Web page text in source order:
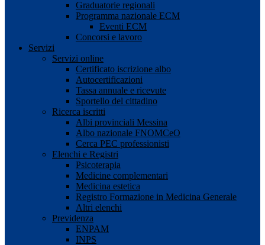
Graduatorie regionali
Programma nazionale ECM
Eventi ECM
Concorsi e lavoro
Servizi
Servizi online
Certificato iscrizione albo
Autocertificazioni
Tassa annuale e ricevute
Sportello del cittadino
Ricerca iscritti
Albi provinciali Messina
Albo nazionale FNOMCeO
Cerca PEC professionisti
Elenchi e Registri
Psicoterapia
Medicine complementari
Medicina estetica
Registro Formazione in Medicina Generale
Altri elenchi
Previdenza
ENPAM
INPS